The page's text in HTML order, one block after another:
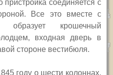
пристройка соединяется с
Все это вместе с
образует крошечный
входная дверь в
стороне вестибюля.
году о шести колоннах,